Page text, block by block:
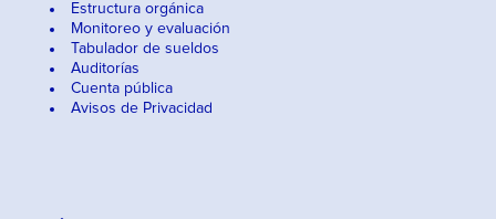
Estructura orgánica
Monitoreo y evaluación
Tabulador de sueldos
Auditorías
Cuenta pública
Avisos de Privacidad